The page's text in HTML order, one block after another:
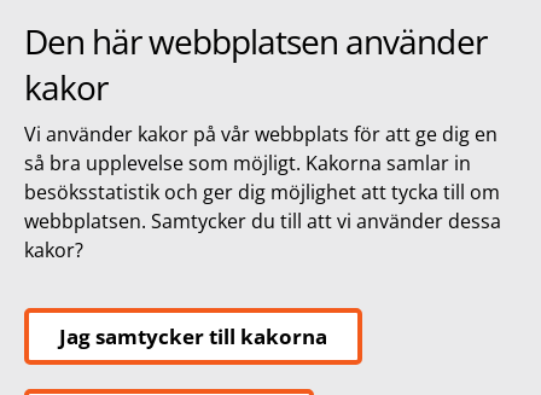
Den här webbplatsen använder
kakor
Vi använder kakor på vår webbplats för att ge dig en
så bra upplevelse som möjligt. Kakorna samlar in
besöksstatistik och ger dig möjlighet att tycka till om
webbplatsen. Samtycker du till att vi använder dessa
kakor?
Jag samtycker till kakorna